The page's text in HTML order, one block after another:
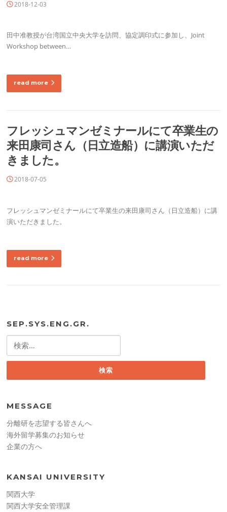
2018-12-03
田中准教授が台湾国立中央大学を訪問、協定調印式に参加し、Joint
Workshop between…
read more
フレッシュマンゼミナールにて卒業生の
来田康司さん（日立造船）に講演いただ
きました。
2018-07-05
フレッシュマンゼミナールにて卒業生の来田康司さん（日立造船）に講
演いただきました。
read more
SEP.SYS.ENG.GR.
MESSAGE
分離研を志望する皆さんへ
海外留学募集のお知らせ
企業の方へ
KANSAI UNIVERSITY
関西大学
関西大学安全管理課